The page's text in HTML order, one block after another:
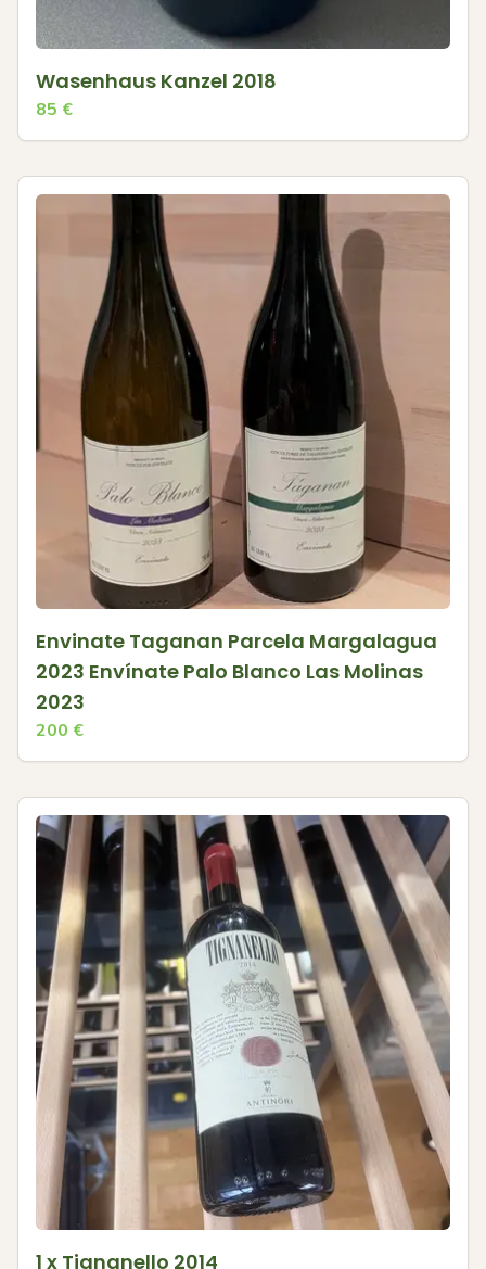
Wasenhaus Kanzel 2018
85 €
Envinate Taganan Parcela Margalagua
2023 Envínate Palo Blanco Las Molinas
2023
200 €
1 x Tignanello 2014